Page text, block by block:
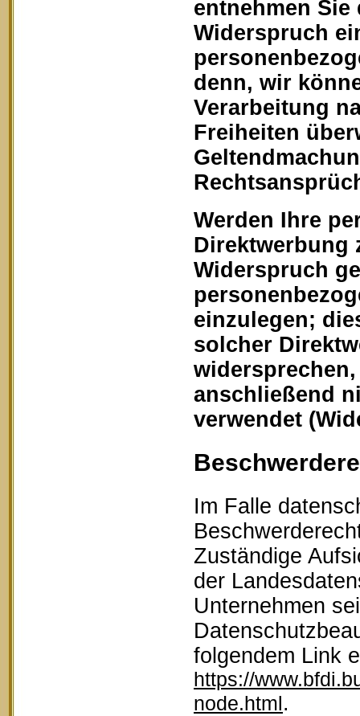
entnehmen
Widerspruch
denn, wir
Verarbeitung
Freiheiten
Werden Ihre
Direktwerbung
Widerspruch
einzulegen;
solcher
anschließend
verwendet
Im Falle
Zuständige
der
Unternehmen
folgendem Link
https://
node.html.